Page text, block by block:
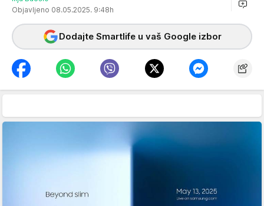
Objavljeno 08.05.2025. 9:48h
Dodajte Smartlife u vaš Google izbor